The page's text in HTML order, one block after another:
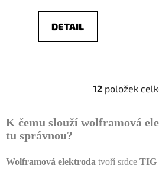
DETAIL
O
l
a
12 položek
K čemu slouží wolframová
tu správnou?
Wolframová elektroda tvoří srdce TIG